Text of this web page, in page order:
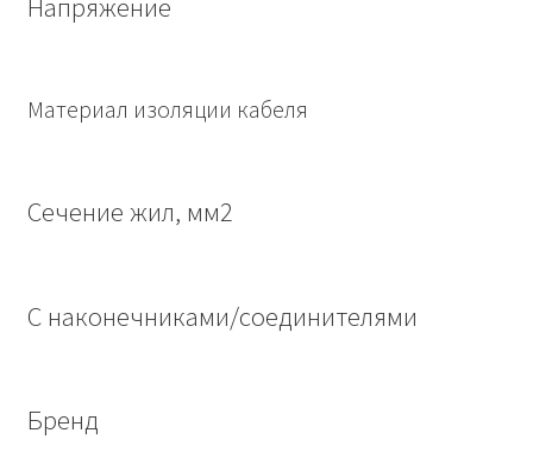
Напряжение
Материал изоляции кабеля
Сечение жил, мм2
С наконечниками/соединителями
Бренд